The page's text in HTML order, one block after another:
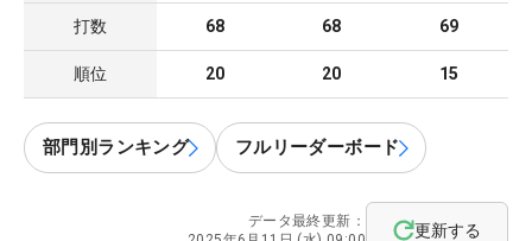
打数 68 68 69
順位 20 20 15
部門別ランキング フルリーダーボード
データ最終更新：
更新する